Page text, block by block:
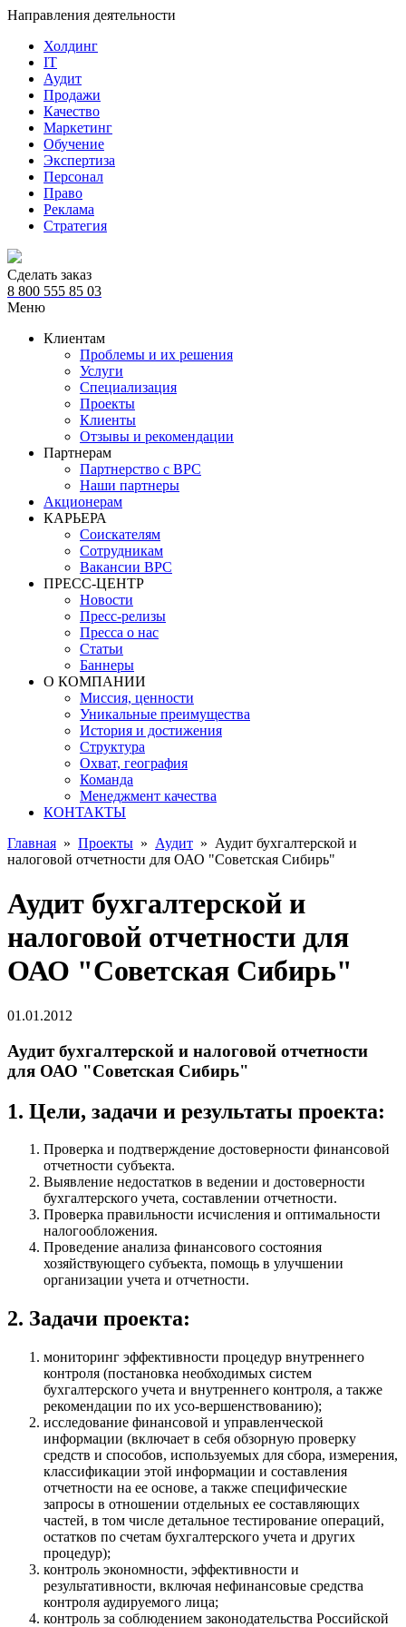
Направления деятельности
Холдинг
IT
Аудит
Продажи
Качество
Маркетинг
Обучение
Экспертиза
Персонал
Право
Реклама
Стратегия
Сделать заказ
8 800 555 85 03
Меню
Клиентам
Проблемы и их решения
Услуги
Специализация
Проекты
Клиенты
Отзывы и рекомендации
Партнерам
Партнерство с BPC
Наши партнеры
Акционерам
КАРЬЕРА
Соискателям
Сотрудникам
Вакансии BPC
ПРЕСС-ЦЕНТР
Новости
Пресс-релизы
Пресса о нас
Статьи
Баннеры
О КОМПАНИИ
Миссия, ценности
Уникальные преимущества
История и достижения
Структура
Охват, география
Команда
Менеджмент качества
КОНТАКТЫ
Главная » Проекты » Аудит » Аудит бухгалтерской и
налоговой отчетности для ОАО "Советская Сибирь"
Аудит бухгалтерской и
налоговой отчетности для
ОАО "Советская Сибирь"
01.01.2012
Аудит бухгалтерской и налоговой отчетности
для ОАО "Советская Сибирь"
1. Цели, задачи и результаты проекта:
Проверка и подтверждение достоверности финансовой
отчетности субъекта.
Выявление недостатков в ведении и достоверности
бухгалтерского учета, составлении отчетности.
Проверка правильности исчисления и оптимальности
налогообложения.
Проведение анализа финансового состояния
хозяйствующего субъекта, помощь в улучшении
организации учета и отчетности.
2. Задачи проекта:
мониторинг эффективности процедур внутреннего
контроля (постановка необходимых систем
бухгалтерского учета и внутреннего контроля, а также
рекомендации по их усо-вершенствованию);
исследование финансовой и управленческой
информации (включает в себя обзорную проверку
средств и способов, используемых для сбора, измерения,
классификации этой информации и составления
отчетности на ее основе, а также специфические
запросы в отношении отдельных ее составляющих
частей, в том числе детальное тестирование операций,
остатков по счетам бухгалтерского учета и других
процедур);
контроль экономности, эффективности и
результативности, включая нефинансовые средства
контроля аудируемого лица;
контроль за соблюдением законодательства Российской